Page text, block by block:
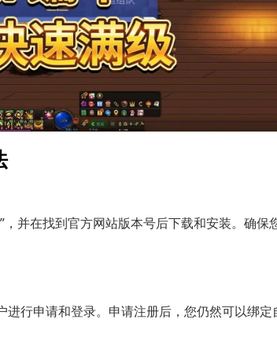
并在找到官方网站版本号后下载和安装。确保
行申请和登录。申请注册后，您仍然可以绑定